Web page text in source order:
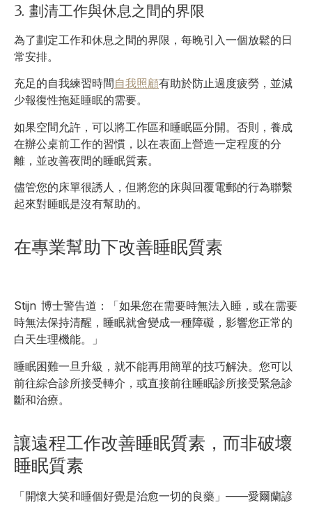
3. 劃清工作與休息之間的界限
為了劃定工作和休息之間的界限，每晚引入一個放鬆的日
常安排。
充足的自我練習時間自我照顧有助於防止過度疲勞，並減
少報復性拖延睡眠的需要。
如果空間允許，可以將工作區和睡眠區分開。否則，養成
在辦公桌前工作的習慣，以在表面上營造一定程度的分
離，並改善夜間的睡眠質素。
儘管您的床單很誘人，但將您的床與回覆電郵的行為聯繫
起來對睡眠是沒有幫助的。
在專業幫助下改善睡眠質素
Stijn 博士警告道：「如果您在需要時無法入睡，或在需要
時無法保持清醒，睡眠就會變成一種障礙，影響您正常的
白天生理機能。」
睡眠困難一旦升級，就不能再用簡單的技巧解決。您可以
前往綜合診所接受轉介，或直接前往睡眠診所接受緊急診
斷和治療。
讓遠程工作改善睡眠質素，而非破壞
睡眠質素
「開懷大笑和睡個好覺是治愈一切的良藥」——愛爾蘭諺